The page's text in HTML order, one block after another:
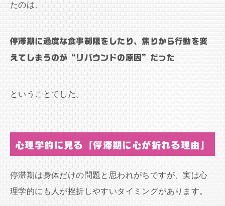
たのは、
停滞期に過度な食事制限をしたり、焦りから行動を変
えてしまうのが“リバウンドの原因”だった
ということでした。
心理学的に見る「停滞期に心が折れる理由」
停滞期は身体だけの問題と思われがちですが、実は心
理学的にも人が挫折しやすいタイミングがあります。